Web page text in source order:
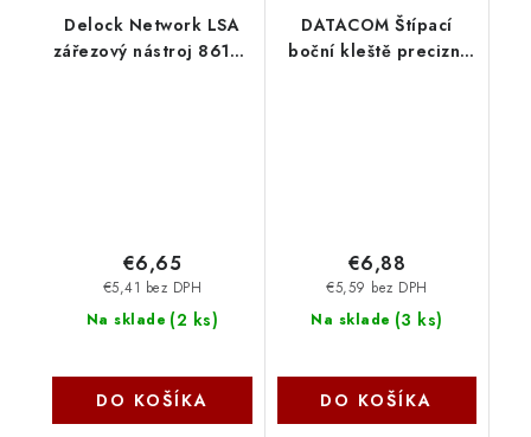
Delock Network LSA
zářezový nástroj 86152
Na sklade (2 ks)
€5,41 bez DPH
€6,65
DO KOŠÍKA
DATACOM Štípací
boční kleště precizní
Na sklade (3 ks)
€5,59 bez DPH
€6,88
DO KOŠÍKA